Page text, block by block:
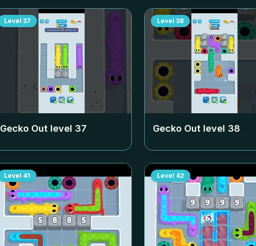
Level 37
Gecko Out level 37
Level 38
Gecko Out level 38
Level 41 Level 42